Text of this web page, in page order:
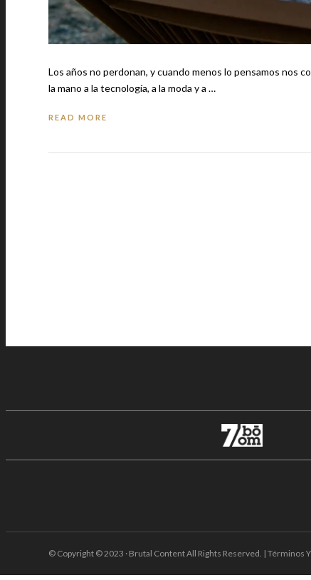
Los años no perdonan, y cuando menos lo pensamos nos
la mano a la tecnología, a la moda y a …
READ MORE
© Copyright © 2023 · Brutal Content All Rights Reserved. | Términos